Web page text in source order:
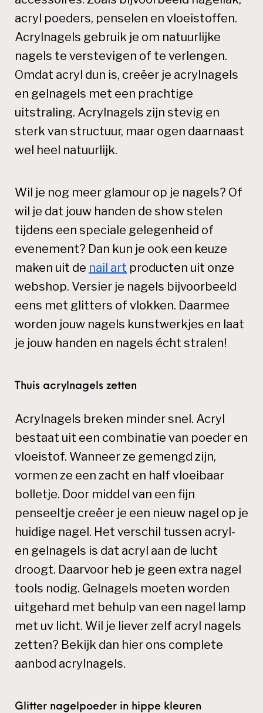
acryl poeders, penselen en vloeistoffen.
Acrylnagels gebruik je om natuurlijke
nagels te verstevigen of te verlengen.
Omdat acryl dun is, creëer je acrylnagels
en gelnagels met een prachtige
uitstraling. Acrylnagels zijn stevig en
sterk van structuur, maar ogen daarnaast
wel heel natuurlijk.
Wil je nog meer glamour op je nagels? Of
wil je dat jouw handen de show stelen
tijdens een speciale gelegenheid of
evenement? Dan kun je ook een keuze
maken uit de nail art producten uit onze
webshop. Versier je nagels bijvoorbeeld
eens met glitters of vlokken. Daarmee
worden jouw nagels kunstwerkjes en laat
je jouw handen en nagels écht stralen!
Thuis acrylnagels zetten
Acrylnagels breken minder snel. Acryl
bestaat uit een combinatie van poeder en
vloeistof. Wanneer ze gemengd zijn,
vormen ze een zacht en half vloeibaar
bolletje. Door middel van een fijn
penseeltje creëer je een nieuw nagel op je
huidige nagel. Het verschil tussen acryl-
en gelnagels is dat acryl aan de lucht
droogt. Daarvoor heb je geen extra nagel
tools nodig. Gelnagels moeten worden
uitgehard met behulp van een nagel lamp
met uv licht. Wil je liever zelf acryl nagels
zetten? Bekijk dan hier ons complete
aanbod acrylnagels.
Glitter nagelpoeder in hippe kleuren